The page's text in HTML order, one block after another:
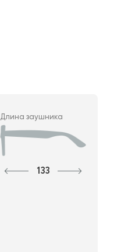
Длина заушника
133